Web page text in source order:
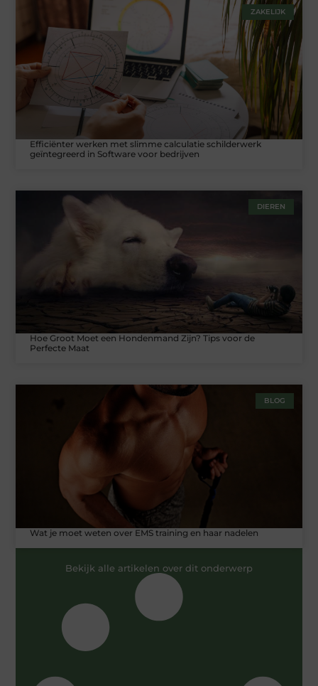
ZAKELIJK
Efficiënter werken met slimme calculatie schilderwerk
geïntegreerd in Software voor bedrijven
DIEREN
Hoe Groot Moet een Hondenmand Zijn? Tips voor de
Perfecte Maat
BLOG
Wat je moet weten over EMS training en haar nadelen
Bekijk alle artikelen over dit onderwerp